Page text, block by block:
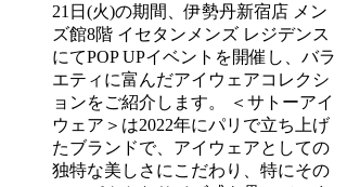
21日(火)の期間、伊勢丹新宿店 メン
ズ館8階 イセタンメンズ レジデンス
にてPOP UPイベントを開催し、バラ
エティに富んだアイウェアコレクシ
ョンをご紹介します。 ＜サトーアイ
ウェア＞は2022年にパリで立ち上げ
たブランドで、アイウェアとしての
独特な美しさにこだわり、特にその